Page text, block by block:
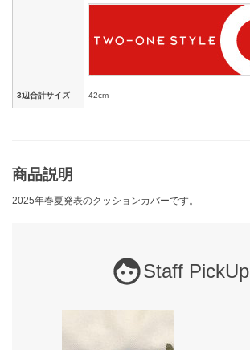
3辺合計サイズ 42cm
商品説明
2025年春夏発表のクッションカバーです。
Staff PickUp